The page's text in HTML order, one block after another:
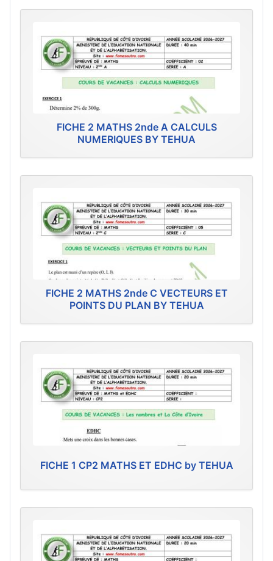
FICHE 2 MATHS 2nde A CALCULS
NUMERIQUES BY TEHUA
FICHE 2 MATHS 2nde C VECTEURS ET
POINTS DU PLAN BY TEHUA
FICHE 1 CP2 MATHS ET EDHC by TEHUA